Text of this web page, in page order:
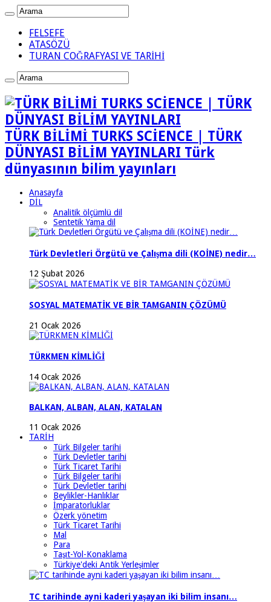
FELSEFE
ATASÖZÜ
TURAN COĞRAFYASI VE TARİHİ
TÜRK BİLİMİ TURKS SCİENCE | TÜRK
DÜNYASI BİLİM YAYINLARI Türk
dünyasının bilim yayınları
Anasayfa
DİL
Analitik ölçümlü dil
Sentetik Yama dil
Türk Devletleri Örgütü ve Çalışma dili (KOİNE) nedir…
12 Şubat 2026
SOSYAL MATEMATİK VE BİR TAMGANIN ÇÖZÜMÜ
21 Ocak 2026
TÜRKMEN KİMLİĞİ
14 Ocak 2026
BALKAN, ALBAN, ALAN, KATALAN
11 Ocak 2026
TARİH
Türk Bilgeler tarihi
Türk Devletler tarihi
Türk Ticaret Tarihi
Türk Bilgeler tarihi
Türk Devletler tarihi
Beylikler-Hanlıklar
İmparatorluklar
Özerk yönetim
Türk Ticaret Tarihi
Mal
Para
Taşıt-Yol-Konaklama
Türkiye'deki Antik Yerleşimler
TC tarihinde ayni kaderi yaşayan iki bilim insanı…